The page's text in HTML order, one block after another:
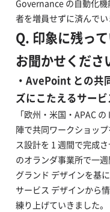
Governance の自動化機
者を増員せずに済んでい
Q. 印象に残っ
お聞かせくださ
・AvePoint との共
ズにこたえるサー
「欧州・米国・APAC
陣で共同ワークショッ
ス設計を 1 週間で完成
のオランダ事業所で一
グランド デザインを基
サービス デザインから
練り上げていきました。